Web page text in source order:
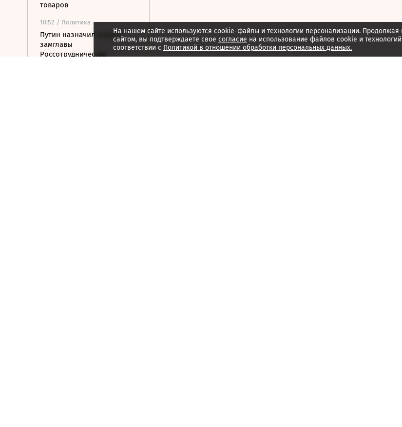
товаров
10:52 / Политика
Путин назначил нового
замглавы
Россотрудничества
На нашем сайте используются cookie-файлы и технологии персонализации. Продолжая
сайтом, вы подтверждаете свое согласие на использование файлов cookie и
соответствии с Политикой в отношении обработки персональных данных.